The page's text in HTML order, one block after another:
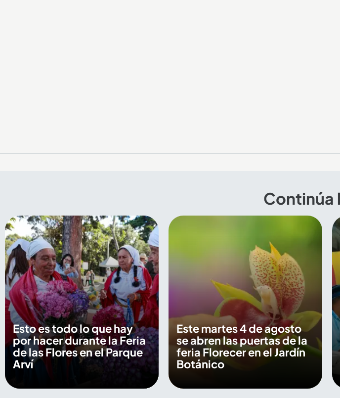
Continúa
Esto es todo lo que hay
por hacer durante la Feria
de las Flores en el Parque
Arví
Este martes 4 de agosto
se abren las puertas de la
feria Florecer en el Jardín
Botánico